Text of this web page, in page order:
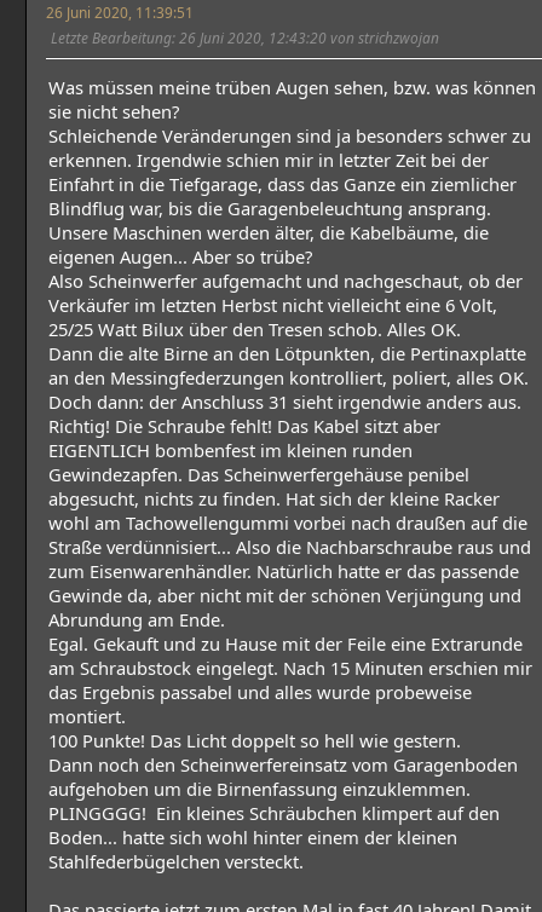
26 Juni 2020, 11:39:51
Letzte Bearbeitung: 26 Juni 2020, 12:43:20 von strichzwojan
Was müssen meine trüben Augen sehen, bzw. was können
sie nicht sehen?
Schleichende Veränderungen sind ja besonders schwer zu
erkennen. Irgendwie schien mir in letzter Zeit bei der
Einfahrt in die Tiefgarage, dass das Ganze ein ziemlicher
Blindflug war, bis die Garagenbeleuchtung ansprang.
Unsere Maschinen werden älter, die Kabelbäume, die
eigenen Augen... Aber so trübe?
Also Scheinwerfer aufgemacht und nachgeschaut, ob der
Verkäufer im letzten Herbst nicht vielleicht eine 6 Volt,
25/25 Watt Bilux über den Tresen schob. Alles OK.
Dann die alte Birne an den Lötpunkten, die Pertinaxplatte
an den Messingfederzungen kontrolliert, poliert, alles OK.
Doch dann: der Anschluss 31 sieht irgendwie anders aus.
Richtig! Die Schraube fehlt! Das Kabel sitzt aber
EIGENTLICH bombenfest im kleinen runden
Gewindezapfen. Das Scheinwerfergehäuse penibel
abgesucht, nichts zu finden. Hat sich der kleine Racker
wohl am Tachowellengummi vorbei nach draußen auf die
Straße verdünnisiert... Also die Nachbarschraube raus und
zum Eisenwarenhändler. Natürlich hatte er das passende
Gewinde da, aber nicht mit der schönen Verjüngung und
Abrundung am Ende.
Egal. Gekauft und zu Hause mit der Feile eine Extrarunde
am Schraubstock eingelegt. Nach 15 Minuten erschien mir
das Ergebnis passabel und alles wurde probeweise
montiert.
100 Punkte! Das Licht doppelt so hell wie gestern.
Dann noch den Scheinwerfereinsatz vom Garagenboden
aufgehoben um die Birnenfassung einzuklemmen.
PLINGGGG! Ein kleines Schräubchen klimpert auf den
Boden... hatte sich wohl hinter einem der kleinen
Stahlfederbügelchen versteckt.